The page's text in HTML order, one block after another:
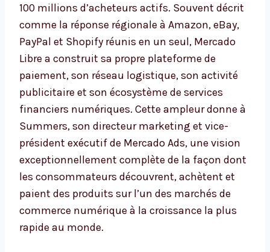
100 millions d’acheteurs actifs. Souvent décrit
comme la réponse régionale à Amazon, eBay,
PayPal et Shopify réunis en un seul, Mercado
Libre a construit sa propre plateforme de
paiement, son réseau logistique, son activité
publicitaire et son écosystème de services
financiers numériques. Cette ampleur donne à
Summers, son directeur marketing et vice-
président exécutif de Mercado Ads, une vision
exceptionnellement complète de la façon dont
les consommateurs découvrent, achètent et
paient des produits sur l’un des marchés de
commerce numérique à la croissance la plus
rapide au monde.